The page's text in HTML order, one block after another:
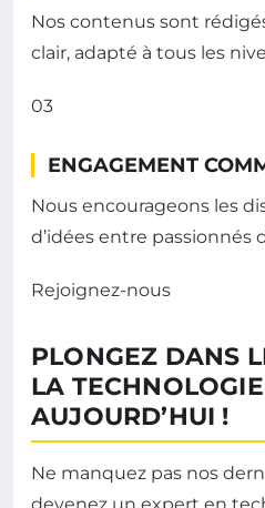
Nos contenus sont
clair, adapté à tous les
03
ENGAGEMENT
Nous encourageons les
d’idées entre passionnés
Rejoignez-nous
PLONGEZ DANS
LA
AUJOURD’HUI !
Ne manquez pas nos